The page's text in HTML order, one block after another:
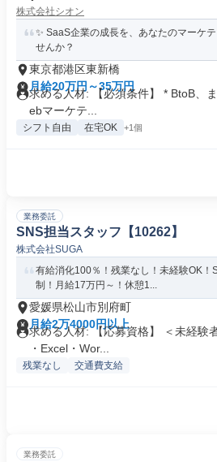
株式会社シオン
✨ SaaS企業の成長を、あなたのマーケ
せんか？
東京都港区東新橋
月給20万円～35万円
求める人材: 【必須条件】 * BtoB、
ebマーケテ...
シフト自由 在宅OK +1個
業務委託
SNS担当スタッフ【10262】
株式会社SUGA
有給消化100％！残業なし！未経験OK！
制！月給17万円～！休憩1...
愛媛県松山市別府町
月給2万4000円以上
求める人材: 【応募資格】 ＜未経験
・Excel・Wor...
残業なし 交通費支給
業務委託